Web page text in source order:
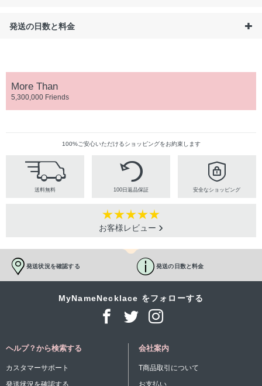
発送の日数と料金
More Than
5,300,000 Friends
100%ご安心いただけるショッピングをお約束します
送料無料 100日返品保証 安全なショッピング
お客様レビュー
発送状況を確認する 発送の日数と料金
MyNameNecklace をフォローする
ヘルプ？から検索する
カスタマーサポート
発送状況を確認する
会社案内
T商品取引について
お支払い